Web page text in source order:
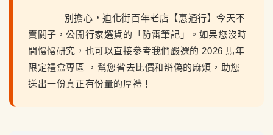
別擔心，迪化街百年老店【惠通行】今天不
賣關子，公開行家選貨的「防雷筆記」。如果您沒時
間慢慢研究，也可以直接參考我們嚴選的 2026 馬年
限定禮盒專區 ，幫您省去比價和辨偽的麻煩，助您
送出一份真正有份量的厚禮！